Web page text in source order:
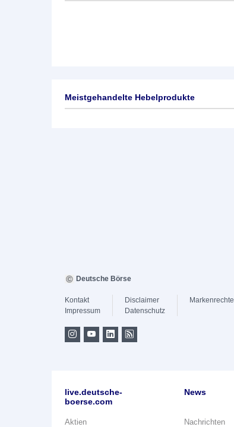
Meistgehandelte Hebelprodukte
Deutsche Börse
Kontakt
Impressum
Disclaimer
Datenschutz
Markenrechte
live.deutsche-
boerse.com
Aktien
News
Nachrichten